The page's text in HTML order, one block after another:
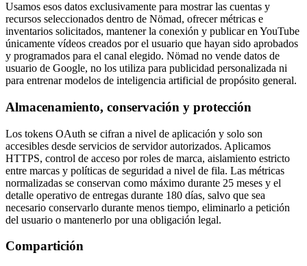
Usamos esos datos exclusivamente para mostrar las cuentas y
recursos seleccionados dentro de Nömad, ofrecer métricas e
inventarios solicitados, mantener la conexión y publicar en YouTube
únicamente vídeos creados por el usuario que hayan sido aprobados
y programados para el canal elegido. Nömad no vende datos de
usuario de Google, no los utiliza para publicidad personalizada ni
para entrenar modelos de inteligencia artificial de propósito general.
Almacenamiento, conservación y protección
Los tokens OAuth se cifran a nivel de aplicación y solo son
accesibles desde servicios de servidor autorizados. Aplicamos
HTTPS, control de acceso por roles de marca, aislamiento estricto
entre marcas y políticas de seguridad a nivel de fila. Las métricas
normalizadas se conservan como máximo durante 25 meses y el
detalle operativo de entregas durante 180 días, salvo que sea
necesario conservarlo durante menos tiempo, eliminarlo a petición
del usuario o mantenerlo por una obligación legal.
Compartición